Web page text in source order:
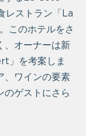
レストラン「La
このホテルをさ
、オーナーは新
」を考案しま
、ワインの要素
のゲストにさら